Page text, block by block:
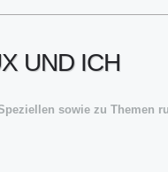
UND ICH
sowie zu Themen